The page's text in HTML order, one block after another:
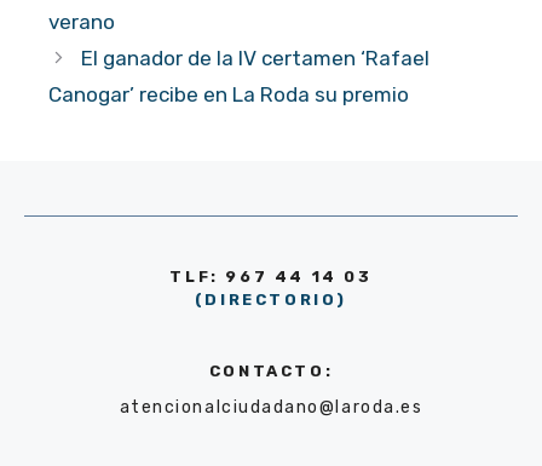
verano
El ganador de la IV certamen ‘Rafael
Canogar’ recibe en La Roda su premio
TLF: 967 44 14 03
(DIRECTORIO)
CONTACTO:
atencionalciudadano@laroda.es